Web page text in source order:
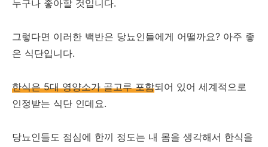
누구나 좋아할 것입니다.
그렇다면 이러한 백반은 당뇨인들에게 어떨까요? 아주 좋
은 식단입니다.
한식은 5대 영양소가 골고루 포함되어 있어 세계적으로
인정받는 식단 인데요.
당뇨인들도 점심에 한끼 정도는 내 몸을 생각해서 한식을